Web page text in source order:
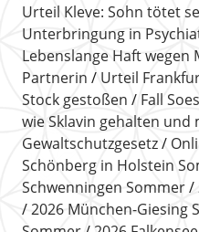
Urteil Kleve: Sohn tötet
Unterbringung in
Lebenslange Haft
Partnerin
Urteil
Stock gestoßen
Fall
wie Sklavin gehalten und
Gewaltschutzgesetz
Schönberg in Holstein
Schwenningen Sommer
2026 München-Giesing